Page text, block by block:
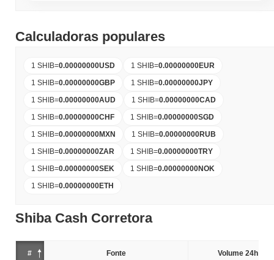
Calculadoras populares
1 SHIB=0.00000000USD 1 SHIB=0.00000000EUR
1 SHIB=0.00000000GBP 1 SHIB=0.00000000JPY
1 SHIB=0.00000000AUD 1 SHIB=0.00000000CAD
1 SHIB=0.00000000CHF 1 SHIB=0.00000000SGD
1 SHIB=0.00000000MXN 1 SHIB=0.00000000RUB
1 SHIB=0.00000000ZAR 1 SHIB=0.00000000TRY
1 SHIB=0.00000000SEK 1 SHIB=0.00000000NOK
1 SHIB=0.00000000ETH
Shiba Cash Corretora
# Fonte Volume 24h (%)